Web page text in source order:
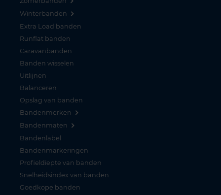
Winterbanden
Extra Load banden
Runflat banden
Caravanbanden
Banden wisselen
Uitlijnen
Balanceren
Opslag van banden
Bandenmerken
Bandenmaten
Bandenlabel
Bandenmarkeringen
Profieldiepte van banden
Snelheidsindex van banden
Goedkope banden